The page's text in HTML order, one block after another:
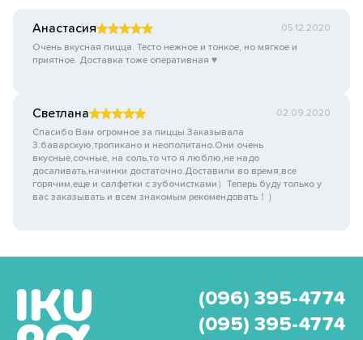
Анастасия
05.12.2020
Очень вкусная пицца. Тесто нежное и тонкое, но мягкое и
приятное. Доставка тоже оперативная ♥️
Светлана
02.09.2020
Спасибо Вам огромное за пиццы.Заказывала
3:баварскую,тропикано и неополитано.Они очень
вкусные,сочные, на соль,то что я люблю,не надо
досаливать,начинки достаточно.Доставили во время,все
горячим,еще и салфетки с зубочистками）Теперь буду только у
вас заказывать и всем знакомым рекомендовать！）
(096) 395-4774
(095) 395-4774